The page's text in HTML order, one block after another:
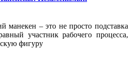
манекен – это не просто подставка
участник рабочего процесса,
фигуру